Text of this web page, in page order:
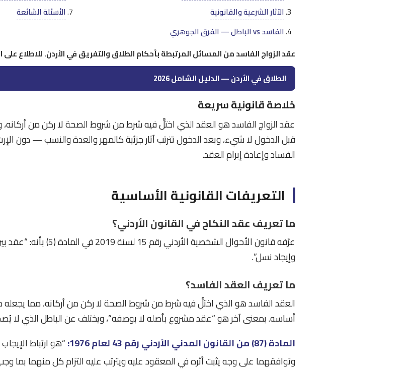
الآثار الشرعية والقانونية
الفاسد vs الباطل — الفرق الجوهري
الأسئلة الشائعة
عقد الزواج الفاسد من المسائل المرتبطة بأحكام الطلاق والتفريق في الأردن. للاطلاع على
الطلاق في الأردن — الدليل الشامل 2026
خلاصة قانونية سريعة
عقد الزواج الفاسد هو العقد الذي اختلَّ فيه شرط من شروط الصحة لا ركن من أركانه،
قبل الدخول لا شيء، وبعد الدخول تترتب آثار جزئية كالمهر والعدة والنسب — دون
الفساد وإعادة إبرام العقد.
التعريفات القانونية الأساسية
ما تعريف عقد النكاح في القانون الأردني؟
عرّفه قانون الأحوال الشخصية
وإيجاد نسل”.
ما تعريف العقد الفاسد؟
العقد الفاسد هو الذي اختلَّ فيه شرط من شروط الصحة لا ركن من أركانه، مما
أساسه. بمعنى آخر هو “عقد مشروع بأصله لا بوصفه”، ويختلف عن الباطل الذي لا
المادة (87) من القانون المدني الأردني رقم 43 لعام 1976:
“هو ارتباط
وتوافقهما على وجه يثبت أثره في المعقود عليه ويترتب عليه التزام كل منهما بما وجب